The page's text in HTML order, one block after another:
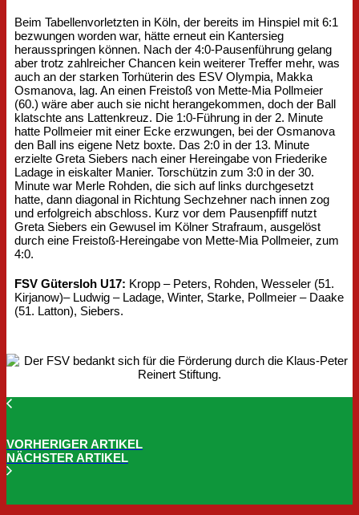
Beim Tabellenvorletzten in Köln, der bereits im Hinspiel mit 6:1
bezwungen worden war, hätte erneut ein Kantersieg
herausspringen können. Nach der 4:0-Pausenführung gelang
aber trotz zahlreicher Chancen kein weiterer Treffer mehr, was
auch an der starken Torhüterin des ESV Olympia, Makka
Osmanova, lag. An einen Freistoß von Mette-Mia Pollmeier
(60.) wäre aber auch sie nicht herangekommen, doch der Ball
klatschte ans Lattenkreuz. Die 1:0-Führung in der 2. Minute
hatte Pollmeier mit einer Ecke erzwungen, bei der Osmanova
den Ball ins eigene Netz boxte. Das 2:0 in der 13. Minute
erzielte Greta Siebers nach einer Hereingabe von Friederike
Ladage in eiskalter Manier. Torschützin zum 3:0 in der 30.
Minute war Merle Rohden, die sich auf links durchgesetzt
hatte, dann diagonal in Richtung Sechzehner nach innen zog
und erfolgreich abschloss. Kurz vor dem Pausenpfiff nutzt
Greta Siebers ein Gewusel im Kölner Strafraum, ausgelöst
durch eine Freistoß-Hereingabe von Mette-Mia Pollmeier, zum
4:0.
FSV Gütersloh U17: Kropp – Peters, Rohden, Wesseler (51.
Kirjanow)– Ludwig – Ladage, Winter, Starke, Pollmeier – Daake
(51. Latton), Siebers.
VORHERIGER ARTIKEL
NÄCHSTER ARTIKEL